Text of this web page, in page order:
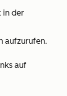
in der
aufzurufen.
auf